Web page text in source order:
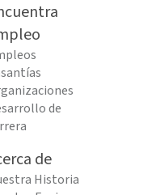
de
de
Historia